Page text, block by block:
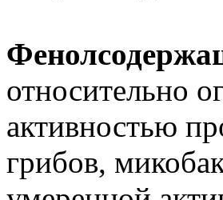
относительно
активностью
грибов,